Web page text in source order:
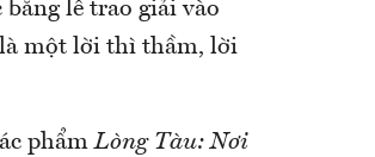
bằng lễ trao giải vào
một lời thì thầm, lời
phẩmLòng Tàu: Nơi